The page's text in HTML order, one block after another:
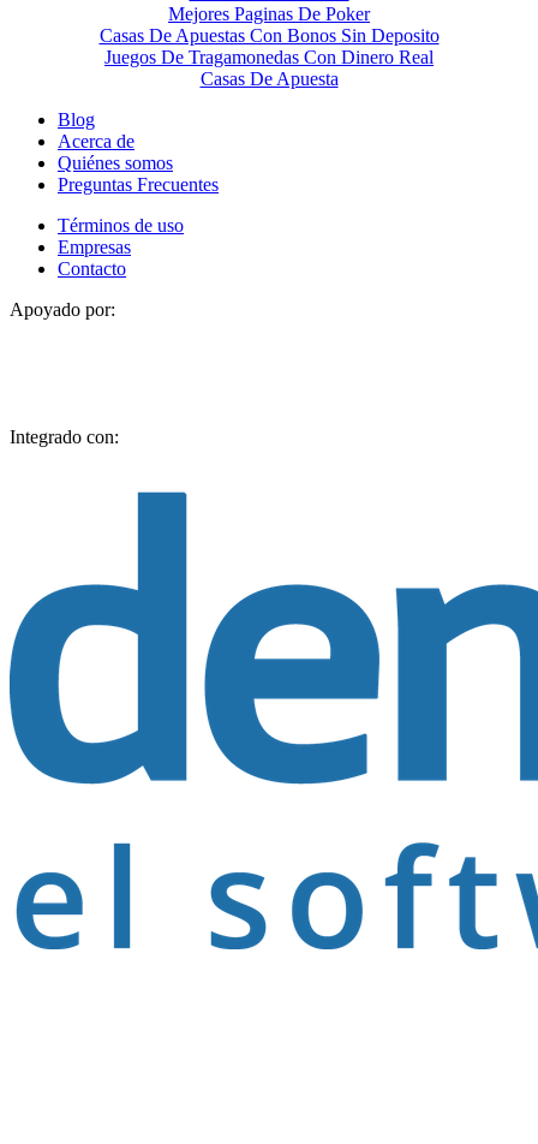
Mejores Paginas De Poker
Casas De Apuestas Con Bonos Sin Deposito
Juegos De Tragamonedas Con Dinero Real
Casas De Apuesta
Blog
Acerca de
Quiénes somos
Preguntas Frecuentes
Términos de uso
Empresas
Contacto
Apoyado por:
Integrado con: